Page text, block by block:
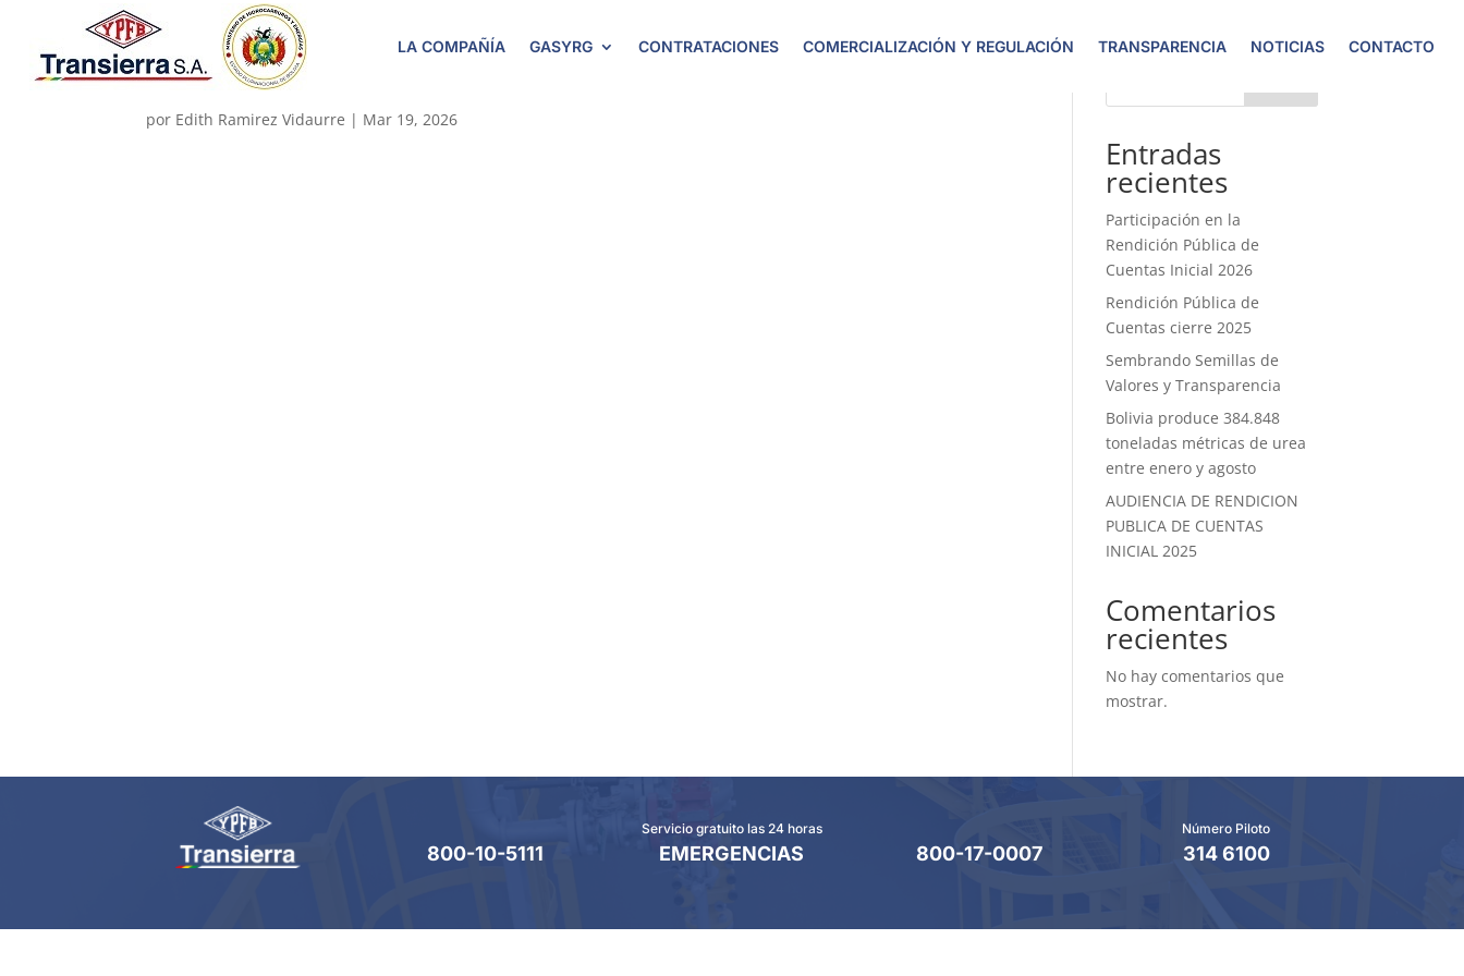
LA COMPAÑÍA GASYRG CONTRATACIONES COMERCIALIZACIÓN Y REGULACIÓN TRANSPARENCIA NOTICIAS CONTACTO
5000005689
por Edith Ramirez Vidaurre | Mar 19, 2026
Entradas
recientes
Participación en la
Rendición Pública de
Cuentas Inicial 2026
Rendición Pública de
Cuentas cierre 2025
Sembrando Semillas de
Valores y Transparencia
Bolivia produce 384.848
toneladas métricas de urea
entre enero y agosto
AUDIENCIA DE RENDICION
PUBLICA DE CUENTAS
INICIAL 2025
Comentarios
recientes
No hay comentarios que
mostrar.
800-10-5111
Servicio gratuito las 24 horas
EMERGENCIAS 800-17-0007
Número Piloto
314 6100